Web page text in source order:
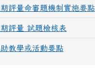
評量命審題機制實施要點
評量 試題檢核表
教學或活動要點